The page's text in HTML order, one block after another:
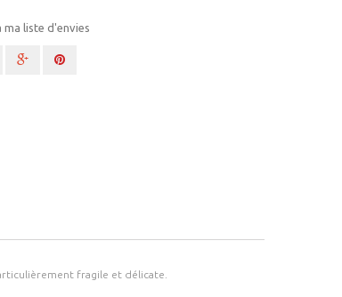
ma liste d'envies
fragile et délicate.